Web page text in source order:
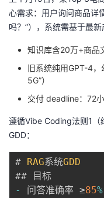
心需求：用户询问商品详
吗？”），系统需基于最
知识库含20万+商品
旧系统纯用GPT-4，
5G”）
交付 deadline：72
遵循Vibe Coding法则1
GDD：
# RAG系统GDD
-
问答准确率 ≥85%